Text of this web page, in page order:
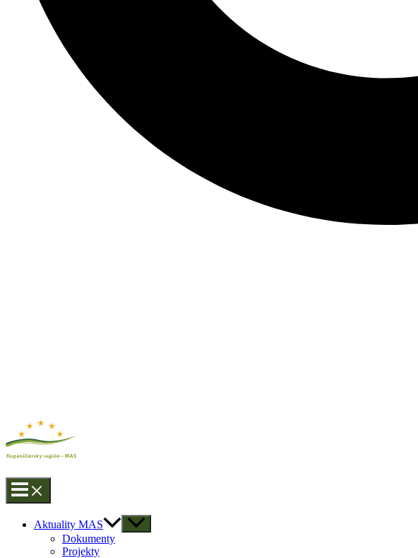
Aktuality MAS
Dokumenty
Projekty